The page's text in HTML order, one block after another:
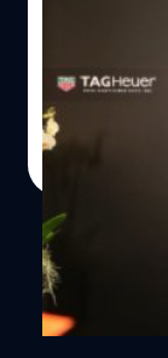
Tag Heuer
smartwatch
DHANES